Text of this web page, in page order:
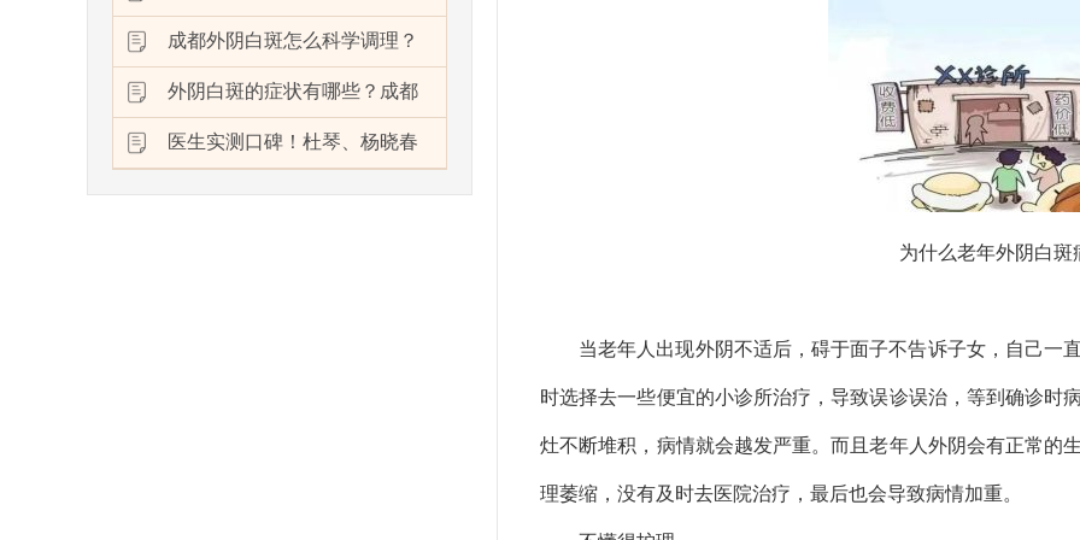
成都外阴白斑怎么科学调理？
外阴白斑的症状有哪些？成都
医生实测口碑！杜琴、杨晓春
为什么老年外阴白斑
当老年人出现外阴不适后，碍于面子不告诉子女，自己一
时选择去一些便宜的小诊所治疗，导致误诊误治，等到确诊时
灶不断堆积，病情就会越发严重。而且老年人外阴会有正常的
理萎缩，没有及时去医院治疗，最后也会导致病情加重。